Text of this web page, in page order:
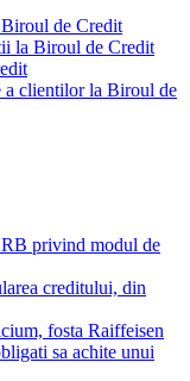
de Credit
la Biroul de Credit
a clientilor la Biroul de
privind modul de
creditului, din
fosta Raiffeisen
sa achite unui